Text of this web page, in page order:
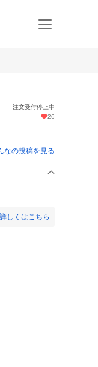
注文受付停止中
26
なの投稿を見る
詳しくはこちら